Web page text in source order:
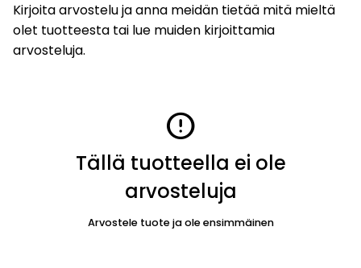
Kirjoita arvostelu ja anna meidän tietää mitä mieltä
olet tuotteesta tai lue muiden kirjoittamia
arvosteluja.
error
Tällä tuotteella ei ole
arvosteluja
Arvostele tuote ja ole ensimmäinen